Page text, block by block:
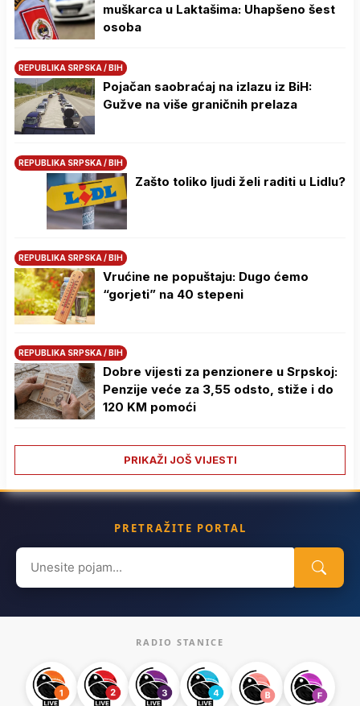
muškarca u Laktašima: Uhapšeno šest
osoba
REPUBLIKA SRPSKA / BIH
Pojačan saobraćaj na izlazu iz BiH:
Gužve na više graničnih prelaza
REPUBLIKA SRPSKA / BIH
Zašto toliko ljudi želi raditi u Lidlu?
REPUBLIKA SRPSKA / BIH
Vrućine ne popuštaju: Dugo ćemo
“gorjeti” na 40 stepeni
REPUBLIKA SRPSKA / BIH
Dobre vijesti za penzionere u Srpskoj:
Penzije veće za 3,55 odsto, stiže i do
120 KM pomoći
PRIKAŽI JOŠ VIJESTI
PRETRAŽITE PORTAL
Search
for:
RADIO STANICE